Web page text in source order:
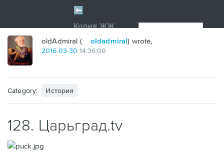
oldAdmiral ( oldadmiral) wrote,
2016-03-30 14:36:00
Category: История
128. Царьград.tv